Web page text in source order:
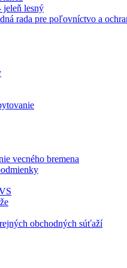
jeleň lesný
rada pre poľovníctvo a
vecného bremena
obchodných súťaží